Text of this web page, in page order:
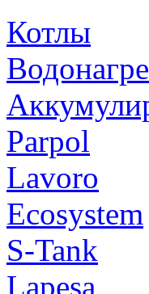
Котлы
Parpol
Lavoro
Ecosystem
S-Tank
Lapesa